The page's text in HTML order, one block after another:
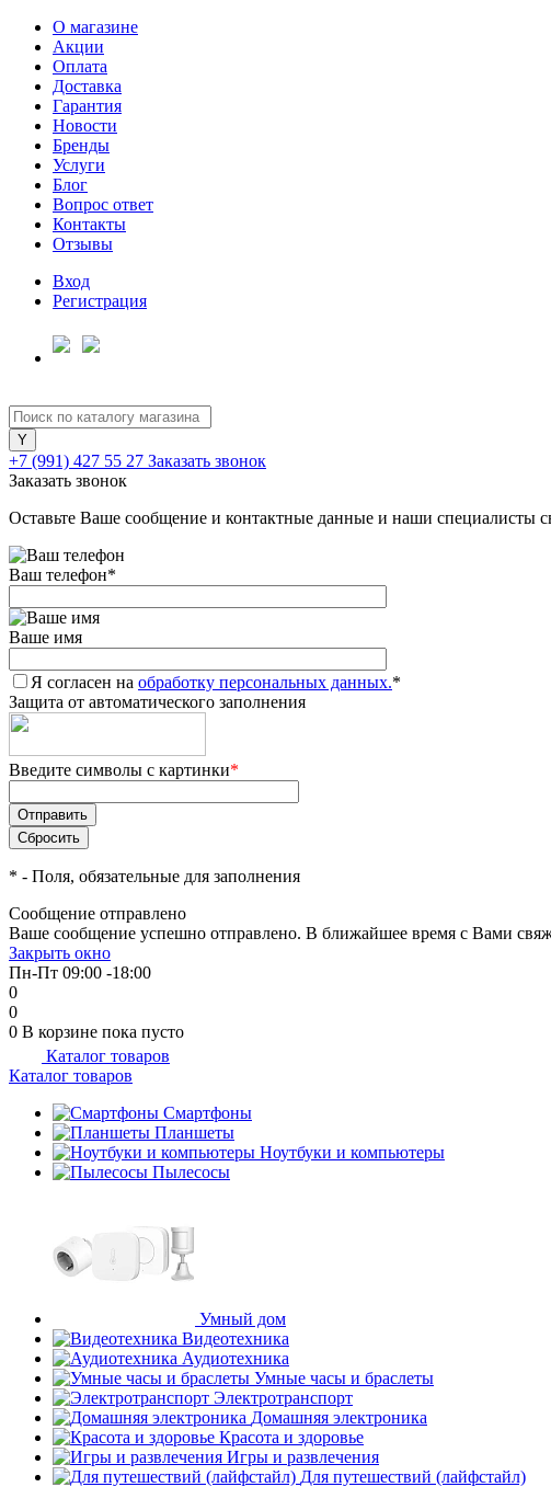
О магазине
Акции
Оплата
Доставка
Гарантия
Новости
Бренды
Услуги
Блог
Вопрос ответ
Контакты
Отзывы
Вход
Регистрация
+7 (991) 427 55 27 Заказать звонок
Заказать звонок
Оставьте Ваше сообщение и контактные данные и наши специалисты
Ваш телефон*
Ваше имя
Я согласен на обработку персональных данных.*
Защита от автоматического заполнения
Введите символы с картинки*
* - Поля, обязательные для заполнения
Сообщение отправлено
Ваше сообщение успешно отправлено. В ближайшее время с Вами
Закрыть окно
Пн-Пт 09:00 -18:00
0
0
0 В корзине пока пусто
Каталог товаров
Каталог товаров
Смартфоны
Планшеты
Ноутбуки и компьютеры
Пылесосы
Умный дом
Видеотехника
Аудиотехника
Умные часы и браслеты
Электротранспорт
Домашняя электроника
Красота и здоровье
Игры и развлечения
Для путешествий (лайфстайл)
на